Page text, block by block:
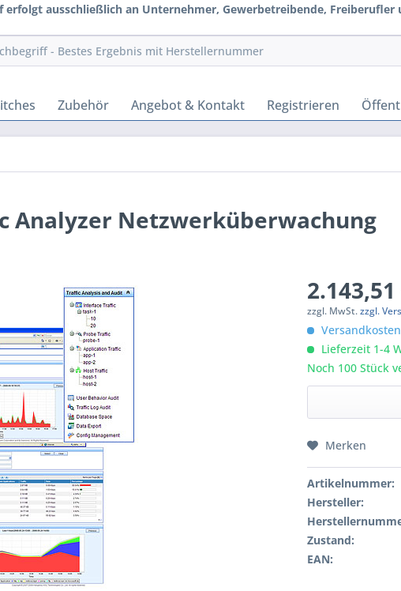
erfolgt ausschließlich an Unternehmer, Gewerbetreibende,
Zubehör Angebot & Kontakt Registrieren
Analyzer Netzwerküberwachung
zzgl. MwSt.zzgl.
Lieferzeit 1-4
Noch 100 Stück
Merken
Artikelnummer:
Hersteller:
Zustand:
EAN: